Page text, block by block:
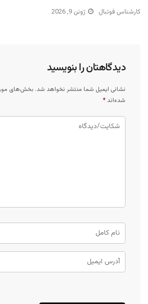
کارشناس فوتبال ژوئن 9, 2026
دیدگاهتان را بنویسید
نشانی ایمیل شما منتشر نخواهد شد. بخش‌های
شده‌اند *